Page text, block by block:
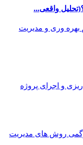
واقعی...
وری و مدیریت
و اجرای پروژه
روش های مدیریت